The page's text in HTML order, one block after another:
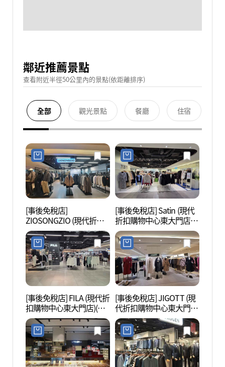
鄰近推薦景點
查看附近半徑50公里內的景點(依距離排序)
全部 觀光景點 餐廳 住宿
[事後免稅店]
ZIOSONGZIO (現代折扣
購物中心東大門店)(지오
송지오 현대아울렛 동대
문점)
[事後免稅店] Satin (現代
折扣購物中心東大門店)
(샤틴 현대아울렛 동대문
점)
[事後免稅店] FILA (現代折
扣購物中心東大門店)(휠
라 현대아울렛 동대문점)
[事後免稅店] JIGOTT (現
代折扣購物中心東大門
店)(JJ지고트 현대아울렛
동대문점)